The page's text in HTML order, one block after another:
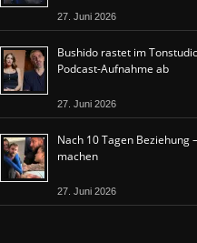
27. Juni 2026
Bushido rastet im
Podcast-Aufnahme ab
27. Juni 2026
Nach 10 Tagen Beziehung
machen
27. Juni 2026